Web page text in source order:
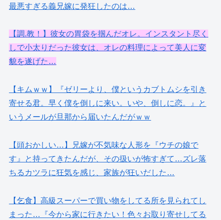
最悪すぎる義兄嫁に発狂したのは…
【調.教！】彼女の胃袋を掴んだオレ。インスタント尽く
しで小太りだった彼女は、オレの料理によって美人に変
貌を遂げた…
【キムｗｗ】『ゼリーより、僕というカブトムシを引き
寄せる君。早く僕を倒しに来い。いや、倒しに恋。』と
いうメールが旦那から届いたんだがｗｗ
【頭おかしい…】兄嫁が不気味な人形を『ウチの娘で
す』と持ってきたんだが、その扱いが怖すぎて…ズレ落
ちるカツラに狂気を感じ、家族が狂いだした…
【乞食】高級スーパーで買い物をしてる所を見られてし
まった…『今から家に行きたい！色々お取り寄せしてる